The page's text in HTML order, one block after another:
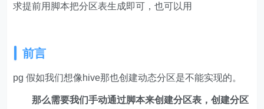
求提前用脚本把分区表生成即可，也可以用
前言
pg 假如我们想像hive那也创建动态分区是不能实现的。
那么需要我们手动通过脚本来创建分区表，创建分区